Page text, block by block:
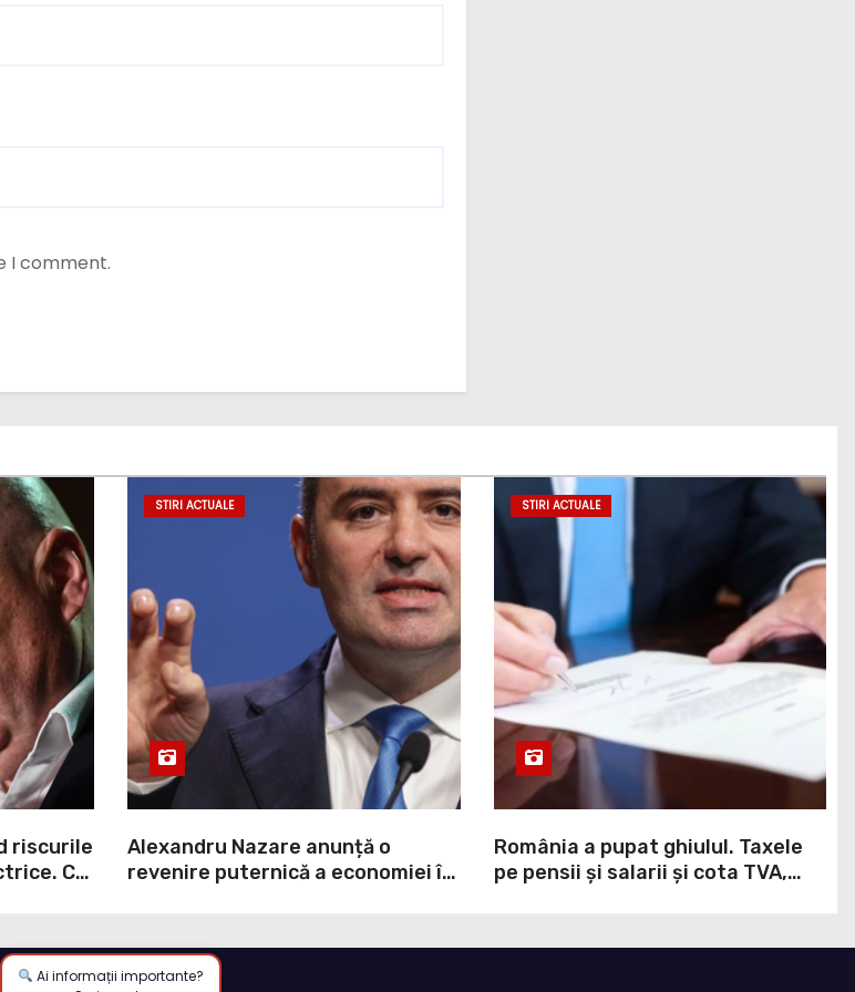
I comment.
riscurile
Ce
STIRI ACTUALE
Alexandru Nazare anunță o
revenire puternică a economiei în
STIRI ACTUALE
România a pupat ghiulul. Taxele
pe pensii și salarii și cota TVA,
aprilie / DOCUMENT
Ai informații importante?